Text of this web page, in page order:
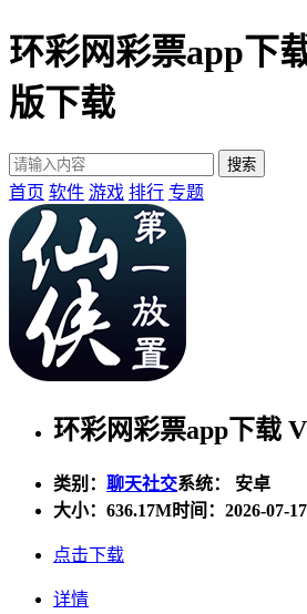
环彩网彩票app下
版下载
首页 软件 游戏 排行 专题
环彩网彩票app下载
类别： 聊天社交系统： 安卓
大小： 636.17M时间：2026-07-
点击下载
详情